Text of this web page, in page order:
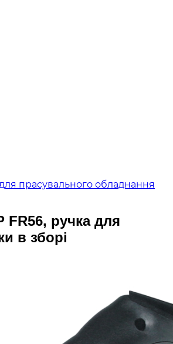
прасувального обладнання
FR56, ручка для
в зборі